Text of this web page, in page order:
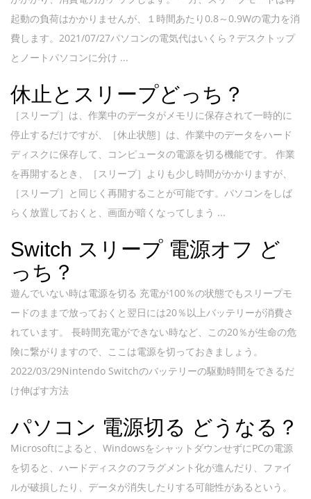
起動の負荷はかかりませんが、１時間あたり0.8～0.9Wの電力を消
費します。2021/07/27パソコンの電気代はいくら？デスクトップ
とノートパソコンに分け ...
休止とスリープどっち？
［スリープ］は、作業中のデータがメモリに保存されて一時的に
停止するだけですが、［休止状態］は、作業中のデータをハード
ディスクに保存して、コンピュータの電源を切る機能です。 作業
を再開するとき、［スリープ］よりも少し時間がかかりますが、
［スリープ］と同じく再開することが可能です。パソコンをしば
らく放置しておくと、画面が暗くなってしまう ...
Switch スリープ 電源オフ ど
っち？
遊んでいない時は電源を切る 充電が100％の状態でもスリープモ
ードのままで放っておくと翌日には20％以上バッテリーが消費さ
れています。 長時間充電ができない時など、この20％が生命の危
険に繋がりますので、ここは電源を切っておきましょう。
2022/03/29Nintendo Switchのバッテリーの駆動時間をできるだ
け伸ばす方法
パソコン 電源切る どうなる？
Microsoftによると、WindowsをシャットダウンせずにPCの電源
を切ると、ハードディスクのフラグメント化が進んだり、ファイ
ルが破損したり、データが消失したりする可能性があるという。